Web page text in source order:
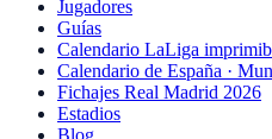
Jugadores
Guías
Calendario LaLiga
Calendario de España ·
Fichajes Real Madrid 2026
Estadios
Blog